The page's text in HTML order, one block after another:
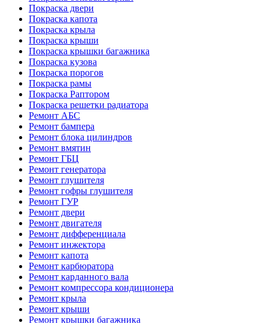
Покраска двери
Покраска капота
Покраска крыла
Покраска крыши
Покраска крышки багажника
Покраска кузова
Покраска порогов
Покраска рамы
Покраска Раптором
Покраска решетки радиатора
Ремонт АБС
Ремонт бампера
Ремонт блока цилиндров
Ремонт вмятин
Ремонт ГБЦ
Ремонт генератора
Ремонт глушителя
Ремонт гофры глушителя
Ремонт ГУР
Ремонт двери
Ремонт двигателя
Ремонт дифференциала
Ремонт инжектора
Ремонт капота
Ремонт карбюратора
Ремонт карданного вала
Ремонт компрессора кондиционера
Ремонт крыла
Ремонт крыши
Ремонт крышки багажника